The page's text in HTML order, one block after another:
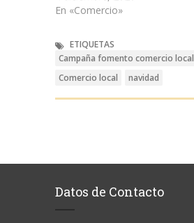
En «Comercio»
ETIQUETAS
Campaña fomento comercio local
Comercio local
navidad
Datos de Contacto